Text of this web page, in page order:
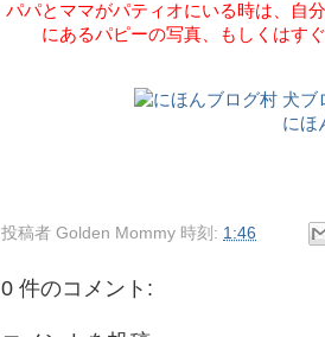
パパとママがパティオにいる時は、自
にあるパピーの写真、もしくはす
にほ
投稿者 Golden Mommy 時刻: 1:46
0 件のコメント: